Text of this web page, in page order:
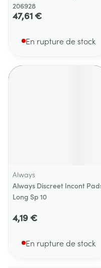
206928
47,61 €
En rupture de stock
Always
Always Discreet Incont
Long Sp 10
4,19 €
En rupture de stock